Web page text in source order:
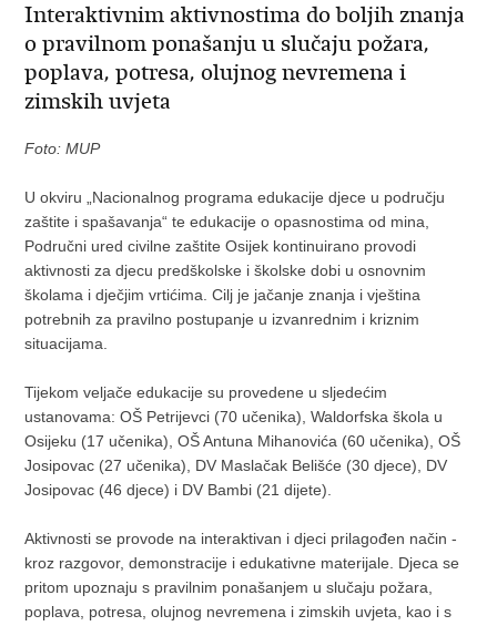
Interaktivnim aktivnostima do boljih znanja
o pravilnom ponašanju u slučaju požara,
poplava, potresa, olujnog nevremena i
zimskih uvjeta
Foto: MUP
U okviru „Nacionalnog programa edukacije djece u području
zaštite i spašavanja“ te edukacije o opasnostima od mina,
Područni ured civilne zaštite Osijek kontinuirano provodi
aktivnosti za djecu predškolske i školske dobi u osnovnim
školama i dječjim vrtićima. Cilj je jačanje znanja i vještina
potrebnih za pravilno postupanje u izvanrednim i kriznim
situacijama.
Tijekom veljače edukacije su provedene u sljedećim
ustanovama: OŠ Petrijevci (70 učenika), Waldorfska škola u
Osijeku (17 učenika), OŠ Antuna Mihanovića (60 učenika), OŠ
Josipovac (27 učenika), DV Maslačak Belišće (30 djece), DV
Josipovac (46 djece) i DV Bambi (21 dijete).
Aktivnosti se provode na interaktivan i djeci prilagođen način -
kroz razgovor, demonstracije i edukativne materijale. Djeca se
pritom upoznaju s pravilnim ponašanjem u slučaju požara,
poplava, potresa, olujnog nevremena i zimskih uvjeta, kao i s